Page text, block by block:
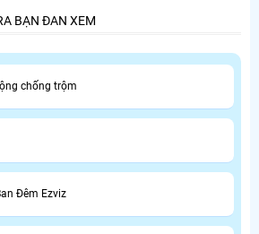
BẠN ĐAN XEM
chống trộm
Đêm Ezviz